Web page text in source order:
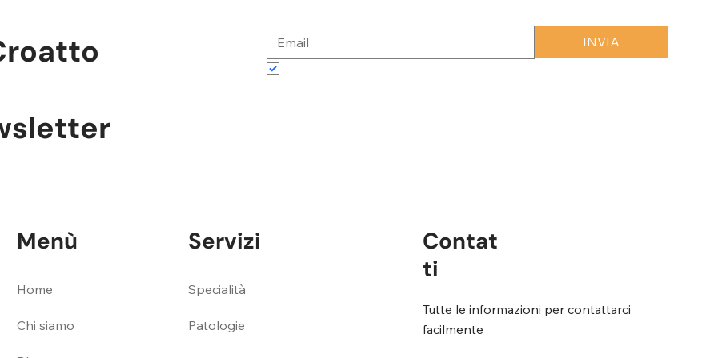
INVIA
Menù
Home
Chi siamo
Servizi
Specialità
Patologie
Contat
ti
Tutte le informazioni per contattarci
facilmente